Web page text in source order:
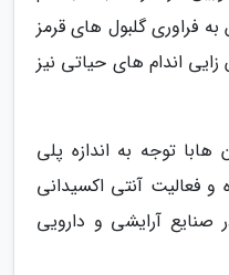
فراوری گلبول های قرمز
اندام های حیاتی نیز
توجه به اندازه پلی
و فعالیت آنتی اکسیدانی
صنایع آرایشی و دارویی